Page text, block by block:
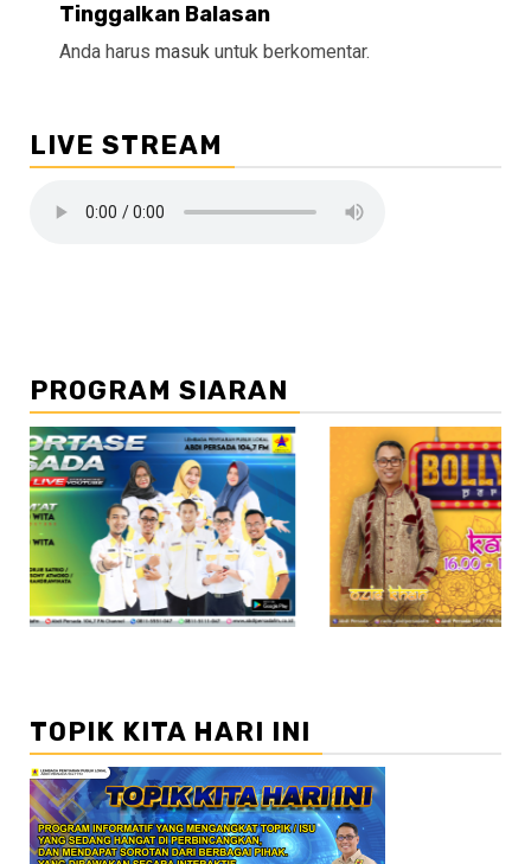
Tinggalkan Balasan
Anda harus masuk untuk berkomentar.
LIVE STREAM
PROGRAM SIARAN
//2
TOPIK KITA HARI INI